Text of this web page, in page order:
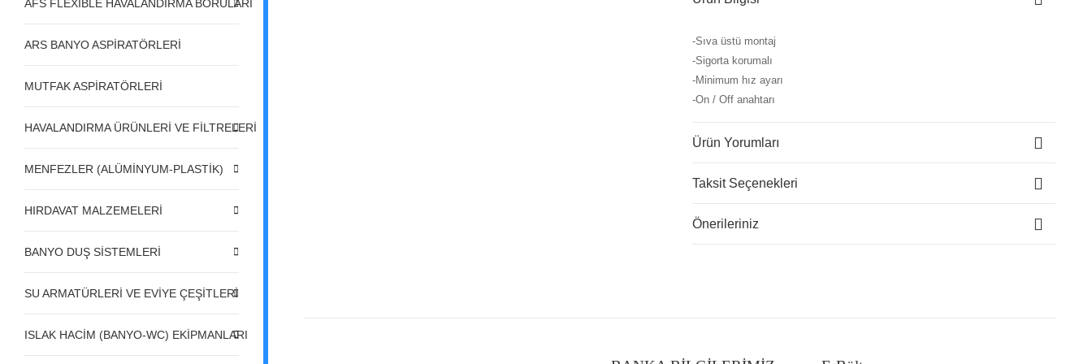
AFS FLEXIBLE HAVALANDIRMA BORULARI
ARS BANYO ASPİRATÖRLERİ
MUTFAK ASPİRATÖRLERİ
HAVALANDIRMA ÜRÜNLERİ VE FİLTRELERİ
MENFEZLER (ALÜMİNYUM-PLASTİK)
HIRDAVAT MALZEMELERİ
BANYO DUŞ SİSTEMLERİ
SU ARMATÜRLERİ VE EVİYE ÇEŞİTLERİ
ISLAK HACİM (BANYO-WC) EKİPMANLARI
-Sıva üstü montaj
-Sigorta korumalı
-Minimum hız ayarı
-On / Off anahtarı
Ürün Yorumları
Taksit Seçenekleri
Önerileriniz